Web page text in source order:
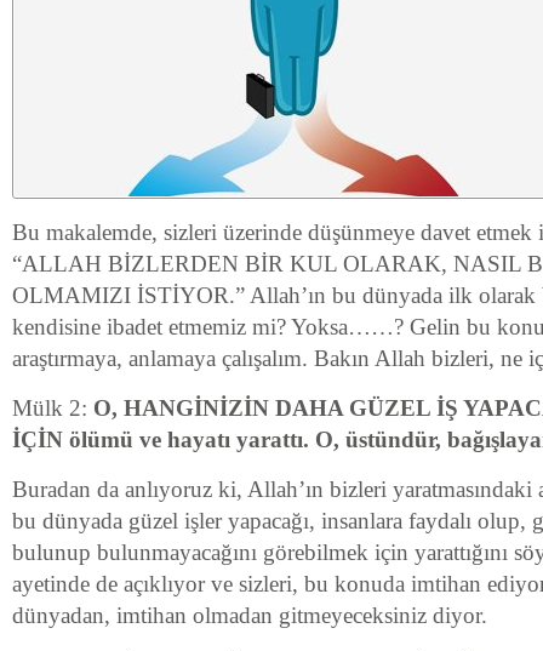
Bu makalemde, sizleri üzerinde düşünmeye davet
“ALLAH BİZLERDEN BİR KUL OLARAK, NASIL
OLMAMIZI İSTİYOR.” Allah’ın bu dünyada ilk olarak
kendisine ibadet etmemiz mi? Yoksa……? Gelin bu
araştırmaya, anlamaya çalışalım. Bakın Allah bizleri, ne
Mülk 2: O, HANGİNİZİN DAHA GÜZEL İŞ
İÇİN ölümü ve hayatı yarattı. O, üstündür,
Buradan da anlıyoruz ki, Allah’ın bizleri yaratmasındaki
bu dünyada güzel işler yapacağı, insanlara faydalı olup,
bulunup bulunmayacağını görebilmek için yarattığını
ayetinde de açıklıyor ve sizleri, bu konuda imtihan
dünyadan, imtihan olmadan gitmeyeceksiniz diyor.